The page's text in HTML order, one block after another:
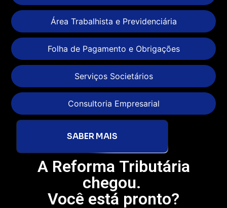
Área Trabalhista e Previdenciária
Folha de Pagamento e Obrigações
Serviços Societários
Consultoria Empresarial
SABER MAIS
A Reforma Tributária
chegou.
Você está pronto?